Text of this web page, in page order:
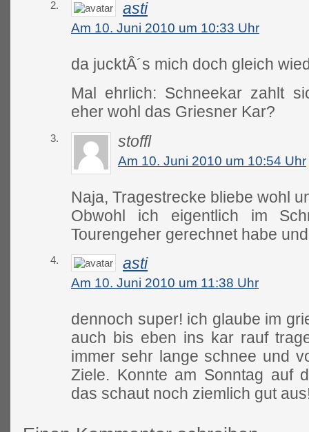
2. asti
Am 10. Juni 2010 um 10:33 Uhr
da jucktÂ´s mich doch gleich
Mal ehrlich: Schneekar zahlt
eher wohl das Griesner Kar?
3. stoffl
Am 10. Juni 2010 um 10:54 Uhr
Naja, Tragestrecke bliebe wohl
Obwohl ich eigentlich im
Tourengeher gerechnet habe
4. asti
Am 10. Juni 2010 um 11:38 Uhr
dennoch super! ich glaube im
auch bis eben ins kar rauf
immer sehr lange schnee und
Ziele. Konnte am Sonntag auf
das schaut noch ziemlich gut